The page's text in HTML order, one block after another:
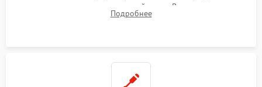
контроллеров на материнской плате. Восстановление
разъемов и кнопок, замена поврежденных элементов
Подробнее